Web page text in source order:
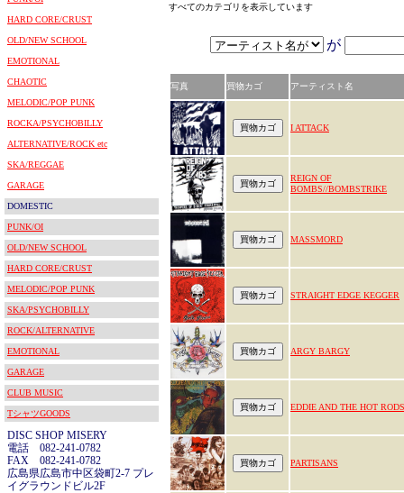
HARD CORE/CRUST
OLD/NEW SCHOOL
EMOTIONAL
CHAOTIC
MELODIC/POP PUNK
ROCKA/PSYCHOBILLY
ALTERNATIVE/ROCK etc
SKA/REGGAE
GARAGE
DOMESTIC
PUNK/OI
OLD/NEW SCHOOL
HARD CORE/CRUST
MELODIC/POP PUNK
SKA/PSYCHOBILLY
ROCK/ALTERNATIVE
EMOTIONAL
GARAGE
CLUB MUSIC
TシャツGOODS
DISC SHOP MISERY
電話 082-241-0782
FAX 082-241-0782
広島県広島市中区袋町2-7 プレ
イグラウンドビル2F
すべてのカテゴリを表示しています
が
写真 買物カゴ アーティスト名
I ATTACK
REIGN OF
BOMBS//BOMBSTRIKE
MASSMORD
STRAIGHT EDGE KEGGER
ARGY BARGY
EDDIE AND THE HOT RODS
PARTISANS